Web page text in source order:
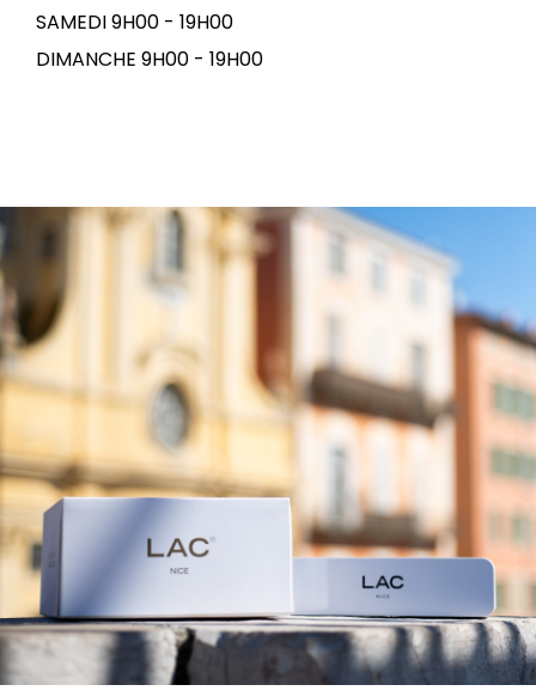
SAMEDI 9H00 - 19H00
DIMANCHE 9H00 - 19H00